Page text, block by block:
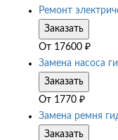
Ремонт
Заказать
От 17600 ₽
Замена насоса
Заказать
От 1770 ₽
Замена ремня
Заказать